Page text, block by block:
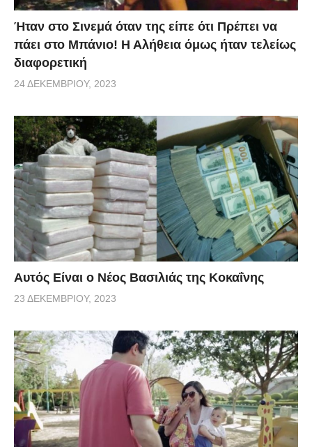
Ήταν στο Σινεμά όταν της είπε ότι Πρέπει να
πάει στο Μπάνιο! Η Αλήθεια όμως ήταν τελείως
διαφορετική
24 ΔΕΚΕΜΒΡΊΟΥ, 2023
Αυτός Είναι ο Νέος Βασιλιάς της Κοκαΐνης
23 ΔΕΚΕΜΒΡΊΟΥ, 2023